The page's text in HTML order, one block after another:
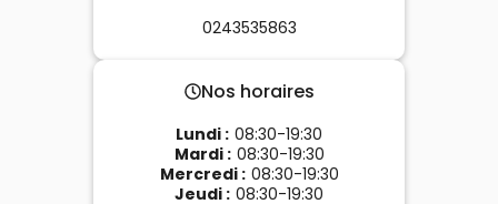
0243535863
Nos horaires
Lundi : 08:30-19:30
Mardi: 08:30-19:30
Mercredi: 08:30-19:30
Jeudi : 08:30-19:30